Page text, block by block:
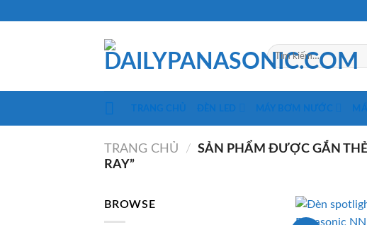
Tìm
kiếm:
TRANG CHỦ ĐÈN LED MÁY BƠM NƯỚC
TRANG CHỦ / SẢN PHẨM ĐƯỢC GẮN
RAY”
BROWSE